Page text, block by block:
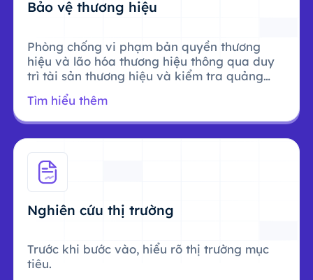
Bảo vệ thương hiệu
Phòng chống vi phạm bản quyền thương
hiệu và lão hóa thương hiệu thông qua duy
trì tài sản thương hiệu và kiểm tra quảng
Tìm hiểu thêm
Nghiên cứu thị trường
Trước khi bước vào, hiểu rõ thị trường mục
tiêu.